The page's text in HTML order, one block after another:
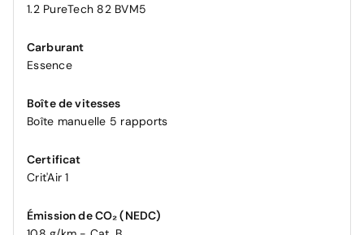
1.2 PureTech 82 BVM5
Carburant
Essence
Boîte de vitesses
Boîte manuelle 5 rapports
Certificat
Crit'Air 1
Émission de CO₂ (NEDC)